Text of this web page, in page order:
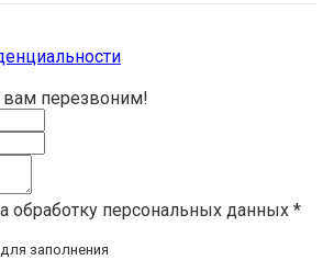
перезвоним!
обработку персональных данных *
заполнения